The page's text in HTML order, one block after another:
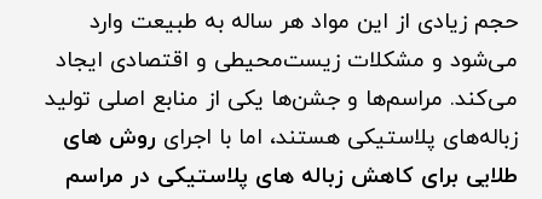
حجم زیادی از این مواد هر ساله به طبیعت وارد
می‌شود و مشکلات زیست‌محیطی و اقتصادی ایجاد
می‌کند. مراسم‌ها و جشن‌ها یکی از منابع اصلی تولید
زباله‌های پلاستیکی هستند، اما با اجرای روش های
طلایی برای کاهش زباله های پلاستیکی در مراسم